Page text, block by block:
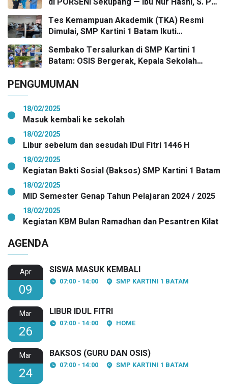
dan Mr. Irwan Herika, M. Pd apresiasi
prestasi emas yang menggema
Tes Kemampuan Akademik (TKA) Resmi
Dimulai, SMP Kartini 1 Batam Ikuti
Sembako Tersalurkan di SMP Kartini 1
Batam: OSIS Bergerak, Kepala Sekolah
PENGUMUMAN
18/02/2025
Masuk kembali ke sekolah
18/02/2025
Libur sebelum dan sesudah IDul Fitri 1446 H
18/02/2025
Kegiatan Bakti Sosial (Baksos) SMP Kartini 1 Batam
18/02/2025
MID Semester Genap Tahun Pelajaran 2024 / 2025
18/02/2025
Kegiatan KBM Bulan Ramadhan dan Pesantren Kilat
AGENDA
Apr
09
SISWA MASUK KEMBALI
07:00 - 14:00 SMP KARTINI 1 BATAM
Mar
26
LIBUR IDUL FITRI
07:00 - 14:00 HOME
Mar
24
BAKSOS (GURU DAN OSIS)
07:00 - 14:00 SMP KARTINI 1 BATAM